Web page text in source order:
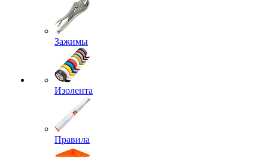
Зажимы
Изолента
Правила